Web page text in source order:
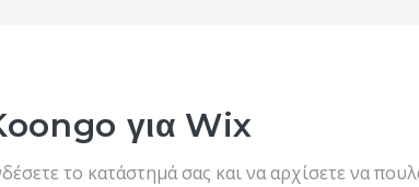
για Wix
το κατάστημά σας και να αρχίσετε να